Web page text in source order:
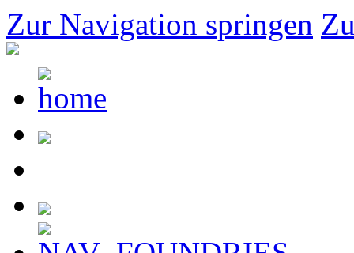
Zur Navigation springen